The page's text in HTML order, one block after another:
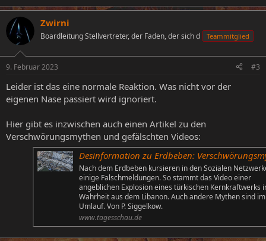
Zwirni
Boardleitung Stellvertreter, der Faden, der sich d Teammitglied
9. Februar 2023 #3
Leider ist das eine normale Reaktion. Was nicht vor der
eigenen Nase passiert wird ignoriert.
Hier gibt es inzwischen auch einen Artikel zu den
Verschwörungsmythen und gefälschten Videos:
Desinformation zu Erdbeben: Verschwörungsmythen und falsche
Nach dem Erdbeben kursieren in den Sozialen
einige Falschmeldungen. So stammt das Video einer
angeblichen Explosion eines türkischen Kernkraftwerks
Wahrheit aus dem Libanon. Auch andere Mythen sind im
Umlauf. Von P. Siggelkow.
www.tagesschau.de